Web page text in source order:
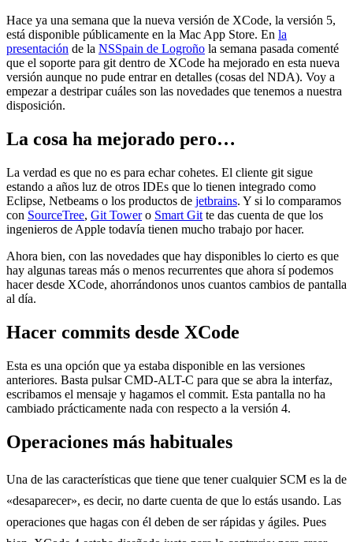
Hace ya una semana que la nueva versión de XCode, la versión 5,
está disponible públicamente en la Mac App Store. En la
presentación de la NSSpain de Logroño la semana pasada comenté
que el soporte para git dentro de XCode ha mejorado en esta nueva
versión aunque no pude entrar en detalles (cosas del NDA). Voy a
empezar a destripar cuáles son las novedades que tenemos a nuestra
disposición.
La cosa ha mejorado pero…
La verdad es que no es para echar cohetes. El cliente git sigue
estando a años luz de otros IDEs que lo tienen integrado como
Eclipse, Netbeams o los productos de jetbrains. Y si lo comparamos
con SourceTree, Git Towero Smart Git te das cuenta de que los
ingenieros de Apple todavía tienen mucho trabajo por hacer.
Ahora bien, con las novedades que hay disponibles lo cierto es que
hay algunas tareas más o menos recurrentes que ahora sí podemos
hacer desde XCode, ahorrándonos unos cuantos cambios de pantalla
al día.
Hacer commits desde XCode
Esta es una opción que ya estaba disponible en las versiones
anteriores. Basta pulsar CMD-ALT-C para que se abra la interfaz,
escribamos el mensaje y hagamos el commit. Esta pantalla no ha
cambiado prácticamente nada con respecto a la versión 4.
Operaciones más habituales
Una de las características que tiene que tener cualquier SCM es la de
«desaparecer», es decir, no darte cuenta de que lo estás usando. Las
operaciones que hagas con él deben de ser rápidas y ágiles. Pues